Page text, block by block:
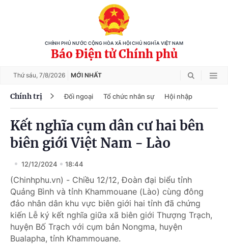
CHÍNH PHỦ NƯỚC CỘNG HÒA XÃ HỘI CHỦ NGHĨA VIỆT NAM
Báo Điện tử Chính phủ
Thứ sáu, 7/8/2026 MỚI NHẤT
Chính trị Đối ngoại Tổ chức nhân sự Hội nhập
Kết nghĩa cụm dân cư hai bên
biên giới Việt Nam - Lào
12/12/2024 18:44
(Chinhphu.vn) - Chiều 12/12, Đoàn đại biểu tỉnh
Quảng Bình và tỉnh Khammouane (Lào) cùng đông
đảo nhân dân khu vực biên giới hai tỉnh đã chứng
kiến Lễ ký kết nghĩa giữa xã biên giới Thượng Trạch,
huyện Bố Trạch với cụm bản Nongma, huyện
Bualapha, tỉnh Khammouane.